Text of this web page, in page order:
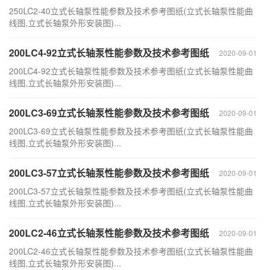
250LC2-40立式长轴泵性能参数及技术参考图纸(立式长轴泵性能曲
线图,立式长轴泵外形安装图)...
2020-09-01
200LC4-92立式长轴泵性能参数及技术参考图纸
200LC4-92立式长轴泵性能参数及技术参考图纸(立式长轴泵性能曲
线图,立式长轴泵外形安装图)...
2020-09-01
200LC3-69立式长轴泵性能参数及技术参考图纸
200LC3-69立式长轴泵性能参数及技术参考图纸(立式长轴泵性能曲
线图,立式长轴泵外形安装图)...
2020-09-01
200LC3-57立式长轴泵性能参数及技术参考图纸
200LC3-57立式长轴泵性能参数及技术参考图纸(立式长轴泵性能曲
线图,立式长轴泵外形安装图)...
2020-09-01
200LC2-46立式长轴泵性能参数及技术参考图纸
200LC2-46立式长轴泵性能参数及技术参考图纸(立式长轴泵性能曲
线图,立式长轴泵外形安装图)...